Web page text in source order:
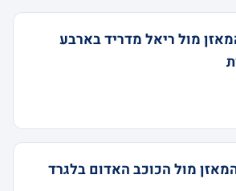
מול ריאל מדריד בארבע
מול הכוכב האדום בלגרד